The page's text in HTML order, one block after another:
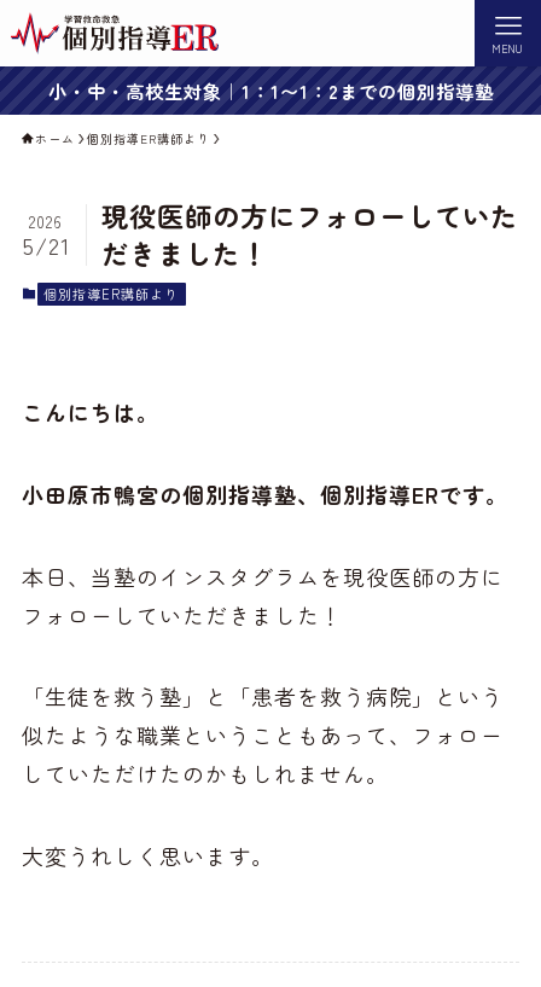
MENU
小・中・高校生対象｜1：1〜1：2までの個別指導塾
ホーム 個別指導ER講師より
現役医師の方にフォローしていた
だきました！
2026
5/21
個別指導ER講師より
こんにちは。
小田原市鴨宮の個別指導塾、個別指導ERです。
本日、当塾のインスタグラムを現役医師の方に
フォローしていただきました！
「生徒を救う塾」と「患者を救う病院」という
似たような職業ということもあって、フォロー
していただけたのかもしれません。
大変うれしく思います。